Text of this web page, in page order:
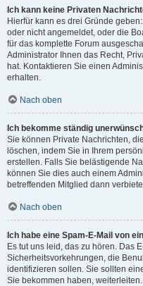
Ich kann keine Privaten
Hierfür kann es drei Gründe
oder nicht angemeldet, oder die
für das komplette Forum
Administrator Ihnen das Recht,
hat. Kontaktieren Sie einen
erhalten.
Nach oben
Ich bekomme ständig
Sie können Private Nachrichten,
löschen, indem Sie in Ihrem
erstellen. Falls Sie belästigende
können Sie dies auch einem
betreffenden Mitglied dann
Nach oben
Ich habe eine Spam-E-Mail von
Es tut uns leid, das zu hören. Das
Sicherheitsvorkehrungen, die
identifizieren sollen. Sie sollten
Sie bekommen haben,